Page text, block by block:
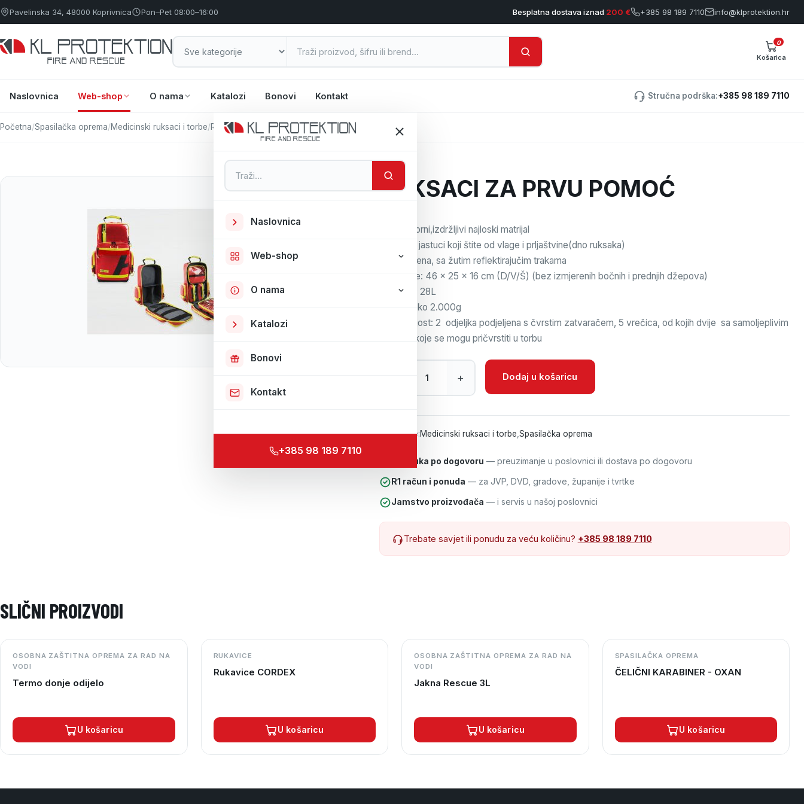
Pavelinska 34, 48000 Koprivnica Pon–Pet 08:00–16:00 Besplatna dostava iznad 200 € +385 98 189 7110 info@klprotektion.hr
Košarica
0
Naslovnica Web-shop O nama Katalozi Bonovi Kontakt Stručna podrška:+385 98 189 7110
Pretraga
Naslovnica
Web-shop
O nama
Katalozi
Bonovi
Kontakt
+385 98 189 7110
Početna/Spasilačka oprema/Medicinski ruksaci i torbe/RUKSACI ZA PRVU POMOĆ
RUKSACI ZA PRVU POMOĆ
Vodootporni,izdržljivi najloski matrijal
Silikonski jastuci koji štite od vlage i prljaštvine(dno ruksaka)
Boja: crvena, sa žutim reflektirajučim trakama
Dimenzije: 46 x 25 x 16 cm (D/V/Š) (bez izmjerenih bočnih i prednjih džepova)
Volumen: 28L
Težina: oko 2.000g
Unutrašnjost: 2 odjeljka podjeljena s čvrstim zatvaračem, 5 vrečica, od kojih dvije sa samoljeplivim
trakama koje se mogu pričvrstiti u torbu
RUKSACI ZA PRVU POMOĆ količina
+ Dodaj u košaricu
Kategorije:Medicinski ruksaci i torbe Spasilačka oprema
Isporuka po dogovoru — preuzimanje u poslovnici ili dostava po dogovoru
R1 račun i ponuda — za JVP, DVD, gradove, županije i tvrtke
Jamstvo proizvođača — i servis u našoj poslovnici
Trebate savjet ili ponudu za veću količinu? +385 98 189 7110
SLIČNI PROIZVODI
OSOBNA ZAŠTITNA OPREMA ZA RAD NA
VODI
Termo donje odijelo
U košaricu
RUKAVICE
Rukavice CORDEX
U košaricu
OSOBNA ZAŠTITNA OPREMA ZA RAD NA
VODI
Jakna Rescue 3L
U košaricu
SPASILAČKA OPREMA
ČELIČNI KARABINER - OXAN
U košaricu